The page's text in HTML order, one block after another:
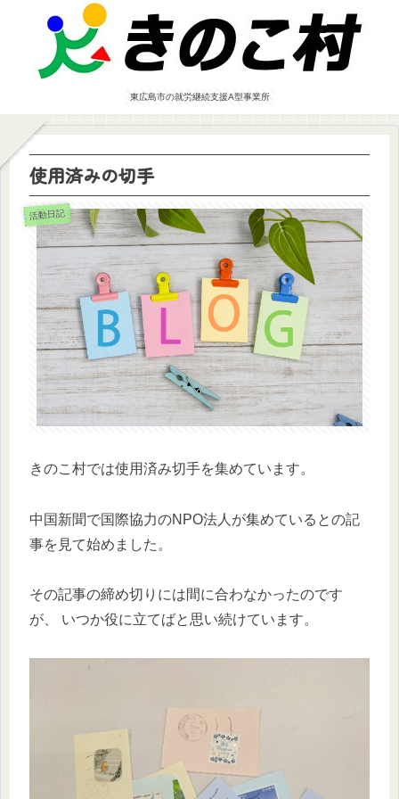
東広島市の就労継続支援A型事業所
使用済みの切手
活動日記
きのこ村では使用済み切手を集めています。
中国新聞で国際協力のNPO法人が集めているとの記
事を見て始めました。
その記事の締め切りには間に合わなかったのです
が、 いつか役に立てばと思い続けています。